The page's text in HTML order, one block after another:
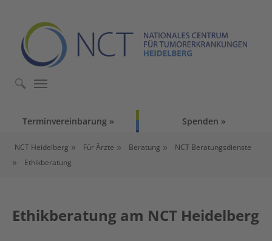
Terminvereinbarung Spenden
NCT Heidelberg Für Ärzte Beratung
NCT Beratungsdienste
Ethikberatung
Ethikberatung am NCT Heidelberg